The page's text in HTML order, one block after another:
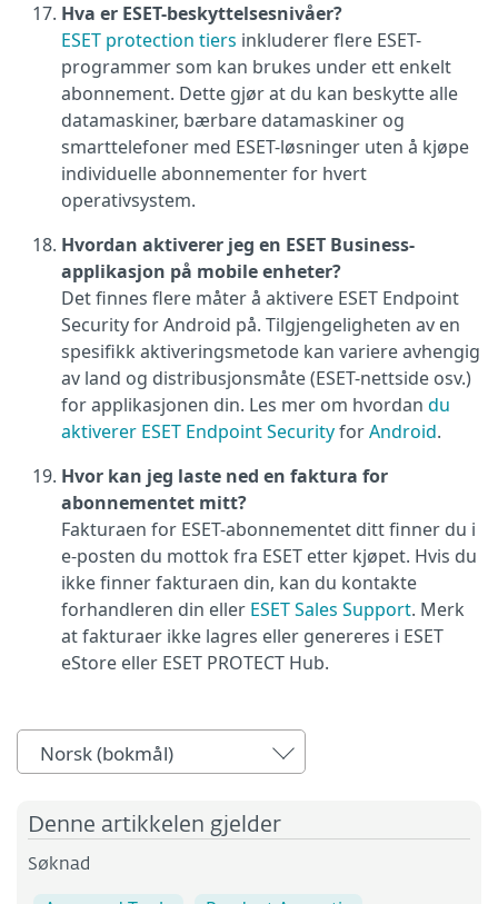
Hva er ESET-beskyttelsesnivåer?
ESET protection tiers inkluderer flere ESET-
programmer som kan brukes under ett enkelt
abonnement. Dette gjør at du kan beskytte alle
datamaskiner, bærbare datamaskiner og
smarttelefoner med ESET-løsninger uten å kjøpe
individuelle abonnementer for hvert
operativsystem.
Hvordan aktiverer jeg en ESET Business-
applikasjon på mobile enheter?
Det finnes flere måter å aktivere ESET Endpoint
Security for Android på. Tilgjengeligheten av en
spesifikk aktiveringsmetode kan variere avhengig
av land og distribusjonsmåte (ESET-nettside osv.)
for applikasjonen din. Les mer om hvordan du
aktiverer ESET Endpoint SecurityforAndroid.
Hvor kan jeg laste ned en faktura for
abonnementet mitt?
Fakturaen for ESET-abonnementet ditt finner du i
e-posten du mottok fra ESET etter kjøpet. Hvis du
ikke finner fakturaen din, kan du kontakte
forhandleren din eller ESET Sales Support. Merk
at fakturaer ikke lagres eller genereres i ESET
eStore eller ESET PROTECT Hub.
Norsk (bokmål)
Denne artikkelen gjelder
Søknad